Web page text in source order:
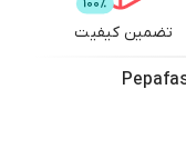
تضمین کیفیت